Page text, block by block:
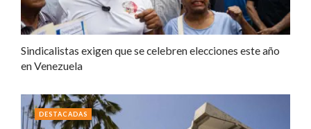
Sindicalistas exigen que se celebren elecciones este año
en Venezuela
DESTACADAS